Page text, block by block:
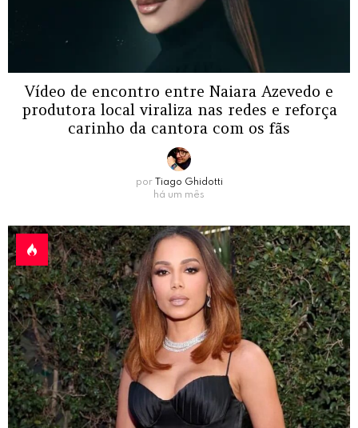
Vídeo de encontro entre Naiara Azevedo e
produtora local viraliza nas redes e reforça
carinho da cantora com os fãs
por
Tiago Ghidotti
há um mês